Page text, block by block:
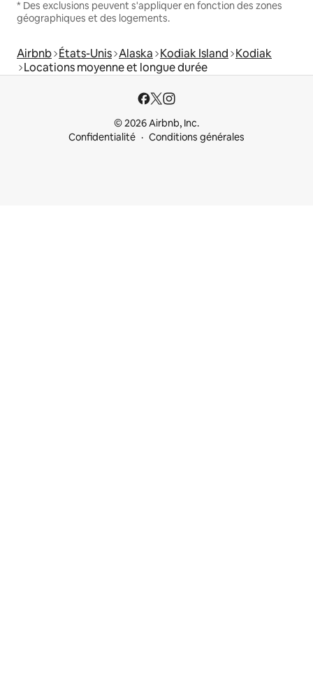
* Des exclusions peuvent s'appliquer en fonction des zones
géographiques et des logements.
Airbnb États-Unis Alaska Kodiak Island Kodiak
Locations moyenne et longue durée
© 2026 Airbnb, Inc.
Confidentialité
Conditions générales